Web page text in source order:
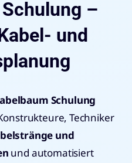
–
und
Schulung
Techniker
und
und automatisiert